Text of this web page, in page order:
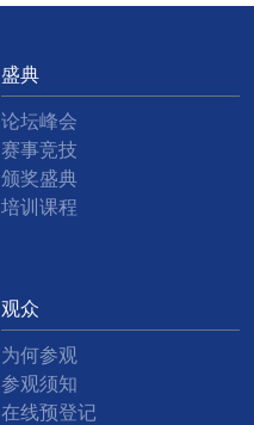
盛典
论坛峰会
赛事竞技
颁奖盛典
培训课程
观众
为何参观
参观须知
在线预登记